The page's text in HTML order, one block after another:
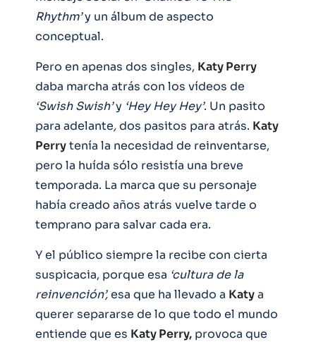
Rhythm’y un álbum de aspecto
conceptual.
Pero en apenas dos singles, Katy Perry
daba marcha atrás con los vídeos de
‘Swish Swish’y ‘Hey Hey Hey’. Un pasito
para adelante,dos pasitos para atrás. Katy
Perrytenía la necesidad de reinventarse,
pero la huída sólo resistía una breve
temporada. La marca que su personaje
había creado años atrás vuelve tarde o
temprano para salvar cada era.
Y el público siempre la recibe con cierta
suspicacia, porque esa ‘cultura de la
reinvención’,esa que ha llevado a Katya
querer separarse de lo que todo el mundo
entiende que es Katy Perry, provoca que